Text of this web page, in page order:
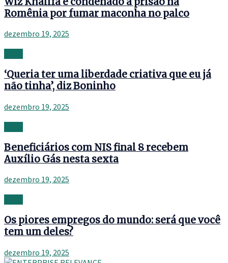
Romênia por fumar maconha no palco
dezembro 19, 2025
‘Queria ter uma liberdade criativa que eu já
não tinha’, diz Boninho
dezembro 19, 2025
Beneficiários com NIS final 8 recebem
Auxílio Gás nesta sexta
dezembro 19, 2025
Os piores empregos do mundo: será que você
tem um deles?
dezembro 19, 2025